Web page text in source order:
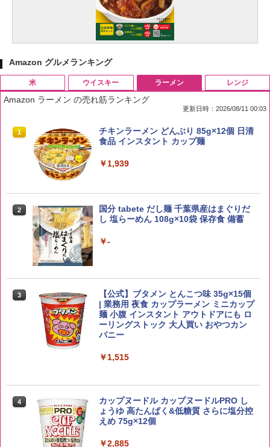
Amazon グルメランキング
米
1 by Amazon 国産ブレンド米 精米 5kg
2
【在庫処分価格】ももたろう印 無洗米 5
kg 業務用 お米マイスターブレンド
3
野沢農産 無洗米 青い流るる コシヒカリ
5kg 長野県産 令和7年産
￥3,980
4
by Amazon あきたこまちブレンド 無洗
米 5kg
￥3,396
ウイスキー
1
ブラックニッカ ニッカ Nikka ウィスキ
ー4000ml ブラックニッカクリア ウヰス
お得 4リットル
イボール 大容量
【数量限定】竹鶴ピュアモルト700ml ア
サヒ [ ウイスキー 日本 700ml ]【中元 ギ
フト プレゼント 贈り物に】
￥6,900
4
角ハイボール 350ml×24本 サントリー ウ
イスキー ハイボール 缶
ラーメン
Amazon ラーメン の売れ筋ランキング
更新日時：2026/08/11 00:03
1
チキンラーメン どんぶり 85g×12個 日清
食品 インスタント カップ麺
￥1,939
2
国分 tabete だし麺 千葉県産はまぐりだ
し 塩らーめん 108g×10袋 保存食 備蓄
￥-
3
【公式】ブタメン とんこつ味 35g×15個
| 業務用 夜食 カップラーメン ミニカップ
麺 小腹 インスタント アウトドアにも ロ
ーリングストック 大人買い おやつカン
パニー
￥1,515
4
カップヌードル カップヌードルPRO し
ょうゆ 高たんぱく&低糖質 さらに塩分控
えめ 75g×12個
￥2,885
レンジ